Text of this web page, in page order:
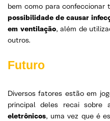
bem como para confeccionar
possibilidade de causar
em ventilação, além de
outros.
Futuro
Diversos fatores estão em
principal deles recai sobre
eletrônicos, uma vez que é